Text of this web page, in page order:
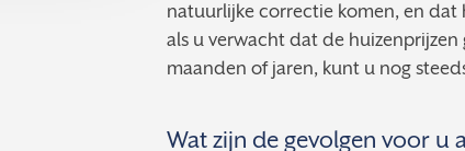
natuurlijke correctie komen, en dat
als u verwacht dat de huizenprijzen
maanden of jaren, kunt u nog
Wat zijn de gevolgen voor u